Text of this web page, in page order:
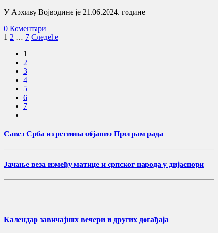
У Архиву Војводине је 21.06.2024. године
0 Коментари
Пагинација
чланака
1 2 … 7 Следеће
1
2
3
4
5
6
7
Савез Срба из региона објавио Програм рада
Јачање веза између матице и српског народа у дијаспори
Календар завичајних вечери и других догађаја